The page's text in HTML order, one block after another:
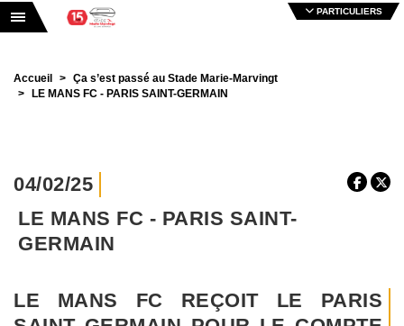
Toggle navigation
PARTICULIERS
Accueil
Ça s’est passé au Stade Marie-Marvingt
LE MANS FC - PARIS SAINT-GERMAIN
04/02/25
LE MANS FC - PARIS SAINT-
GERMAIN
LE MANS FC REÇOIT LE PARIS